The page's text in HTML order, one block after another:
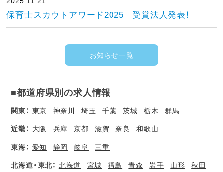
保育士スカウトアワード2025 受賞法人発表！
お知らせ一覧
■都道府県別の求人情報
関東： 東京 神奈川 埼玉 千葉 茨城 栃木 群馬
近畿： 大阪 兵庫 京都 滋賀 奈良 和歌山
東海： 愛知 静岡 岐阜 三重
北海道・東北： 北海道 宮城 福島 青森 岩手 山形 秋田